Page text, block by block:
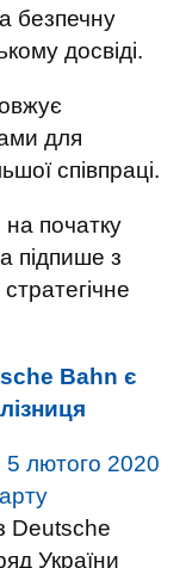
безпечну
досвіді.
для
співпраці.
на початку
підпише з
Bahn є
5 лютого 2020
Deutsche
України